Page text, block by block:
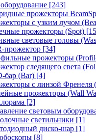
[243]
прожекторы
с узким лучом
прожекторы (Spot)
световые головы
прожектор [34]
прожекторы
следящего света
бар (Bar) [4]
с линзой Френеля
прожекторы (Wall
[2]
световым
светильники [1]
диско-шар [1]
[8]